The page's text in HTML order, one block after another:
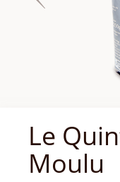
Le
Moulu